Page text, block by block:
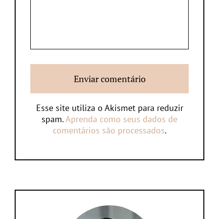
Esse site utiliza o Akismet para reduzir
spam.Aprenda como seus dados de
comentários são processados.